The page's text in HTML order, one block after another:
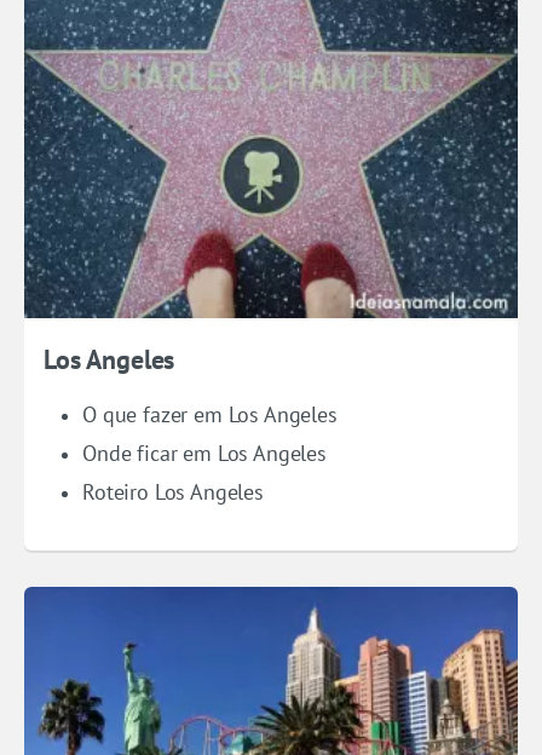
Los Angeles
O que fazer em Los Angeles
Onde ficar em Los Angeles
Roteiro Los Angeles